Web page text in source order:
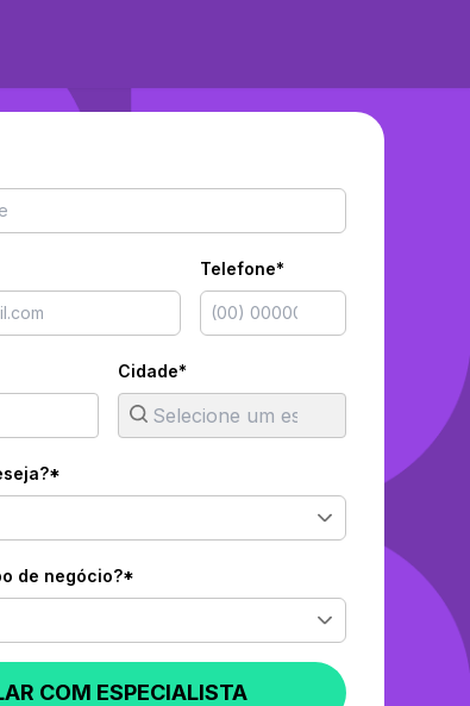
Telefone*
Cidade*
de negócio?*
COM ESPECIALISTA